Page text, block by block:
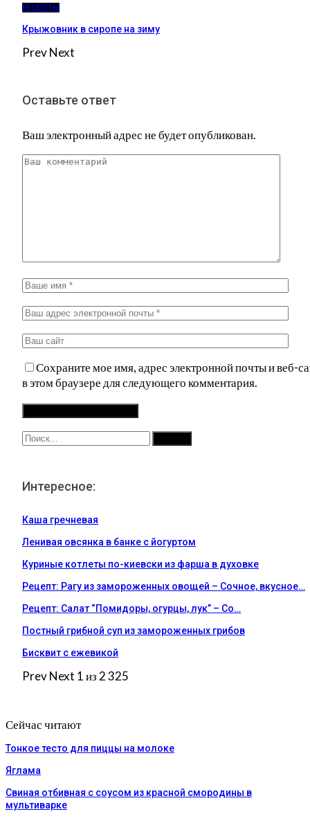
РЕЦЕПТЫ
Крыжовник в сиропе на зиму
PrevNext
Оставьте ответ
Ваш электронный адрес не будет опубликован.
Сохраните мое имя, адрес электронной почты и веб-
в этом браузере для следующего комментария.
Интересное:
Каша гречневая
Ленивая овсянка в банке с йогуртом
Куриные котлеты по-киевски из фарша в духовке
Рецепт: Рагу из замороженных овощей – Сочное, вкусное…
Рецепт: Салат “Помидоры, огурцы, лук” – Со…
Постный грибной суп из замороженных грибов
Бисквит с ежевикой
PrevNext 1 из 2 325
Сейчас читают
Тонкое тесто для пиццы на молоке
Яглама
Свиная отбивная с соусом из красной смородины в
мультиварке